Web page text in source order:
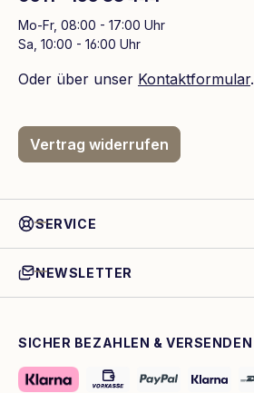
Mo-Fr, 08:00 - 17:00 Uhr
Sa, 10:00 - 16:00 Uhr
Oder über unser Kontaktformular.
Vertrag widerrufen
SERVICE
NEWSLETTER
SICHER BEZAHLEN & VERSENDEN